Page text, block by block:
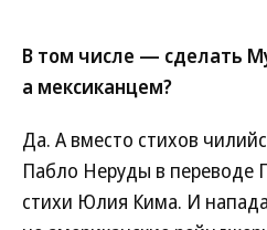
В том числе — сделать
а мексиканцем?
Да. А вместо стихов
Пабло Неруды в переводе
стихи Юлия Кима. И